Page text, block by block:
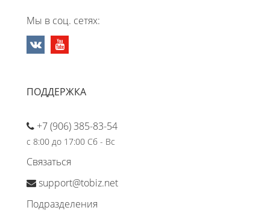
Мы в соц. сетях:
ПОДДЕРЖКА
+7 (906) 385-83-54
с 8:00 до 17:00 Сб - Вс
Связаться
support@tobiz.net
Подразделения